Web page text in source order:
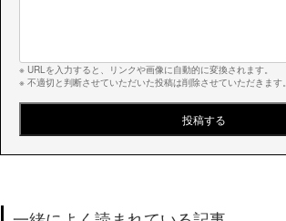
※ URLを入力すると、リンクや画像に自動的に変換されます。
※ 不適切と判断させていただいた投稿は削除させていただきます。